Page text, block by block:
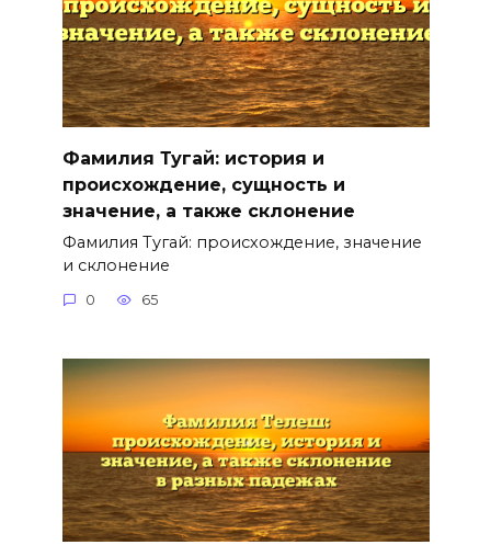
Фамилия Тугай: история и
происхождение, сущность и
значение, а также склонение
Фамилия Тугай: происхождение, значение
и склонение
0 65